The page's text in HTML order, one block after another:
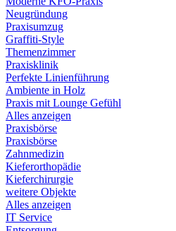
Neugründung
Praxisumzug
Graffiti-Style
Themenzimmer
Praxisklinik
Perfekte Linienführung
Ambiente in Holz
Praxis mit Lounge Gefühl
Alles anzeigen
Praxisbörse
Praxisbörse
Zahnmedizin
Kieferorthopädie
Kieferchirurgie
weitere Objekte
Alles anzeigen
IT Service